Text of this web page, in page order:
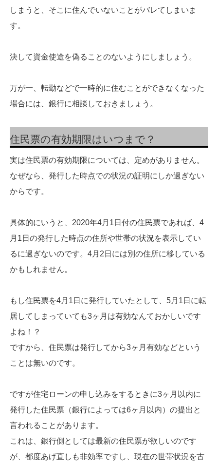
しまうと、そこに住んでいないことがバレてしまいま
す。
決して資金使途を偽ることのないようにしましょう。
万が一、転勤などで一時的に住むことができなくなった
場合には、銀行に相談しておきましょう。
住民票の有効期限はいつまで？
実は住民票の有効期限については、定めがありません。
なぜなら、発行した時点での状況の証明にしか過ぎない
からです。
具体的にいうと、2020年4月1日付の住民票であれば、4
月1日の発行した時点の住所や世帯の状況を表示してい
るに過ぎないのです。4月2日には別の住所に移している
かもしれません。
もし住民票を4月1日に発行していたとして、5月1日に転
居してしまっていても3ヶ月は有効なんておかしいです
よね！？
ですから、住民票は発行してから3ヶ月有効などという
ことは無いのです。
ですが住宅ローンの申し込みをするときに3ヶ月以内に
発行した住民票（銀行によっては6ヶ月以内）の提出と
言われることがあります。
これは、銀行側としては最新の住民票が欲しいのです
が、都度あげ直しも非効率ですし、現在の世帯状況を古